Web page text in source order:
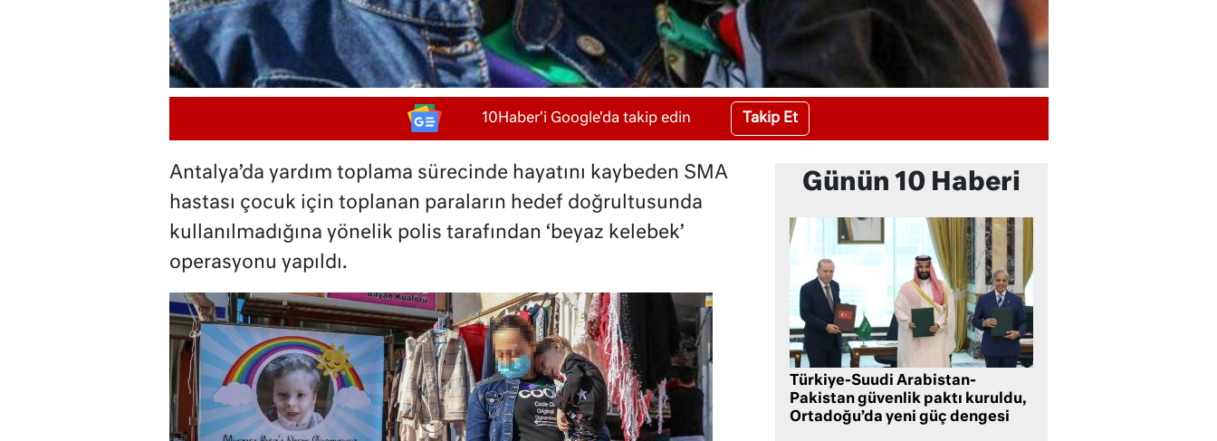
10Haber'i Google'da takip edin Takip Et
Antalya’da yardım toplama sürecinde hayatını kaybeden SMA
hastası çocuk için toplanan paraların hedef doğrultusunda
kullanılmadığına yönelik polis tarafından ‘beyaz kelebek’
operasyonu yapıldı.
Günün 10 Haberi
Türkiye-Suudi Arabistan-
Pakistan güvenlik paktı kuruldu,
Ortadoğu’da yeni güç dengesi